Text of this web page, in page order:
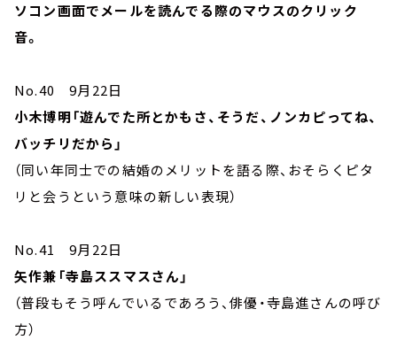
ソコン画面でメールを読んでる際のマウスのクリック
音。
No.40 9月22日
小木博明「遊んでた所とかもさ、そうだ、ノンカピってね、
バッチリだから」
（同い年同士での結婚のメリットを語る際、おそらくピタ
リと会うという意味の新しい表現）
No.41 9月22日
矢作兼「寺島ススマスさん」
（普段もそう呼んでいるであろう、俳優・寺島進さんの呼び
方）